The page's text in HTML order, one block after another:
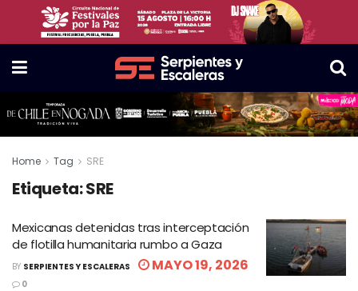
Home Tag SRE
Etiqueta:SRE
Mexicanas detenidas tras interceptación
de flotilla humanitaria rumbo a Gaza
BY SERPIENTES Y ESCALERAS MAYO 19, 2026
0